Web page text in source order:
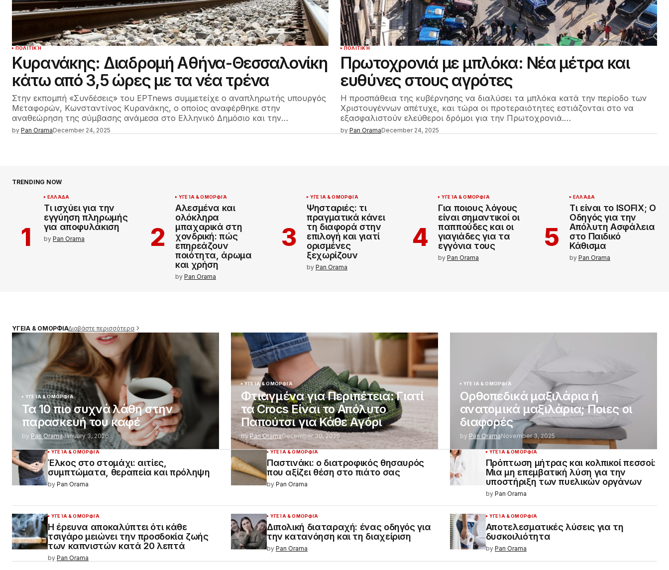
ΠΟΛΙΤΙΚΉ
Κυρανάκης: Διαδρομή Αθήνα-Θεσσαλονίκη
κάτω από 3,5 ώρες με τα νέα τρένα
Στην εκπομπή «Συνδέσεις» του ΕΡTnews συμμετείχε ο αναπληρωτής υπουργός
Μεταφορών, Κωνσταντίνος Κυρανάκης, ο οποίος αναφέρθηκε στην
αναθεώρηση της σύμβασης ανάμεσα στο Ελληνικό Δημόσιο και την…
by Pan OramaDecember 24, 2025
ΠΟΛΙΤΙΚΉ
Πρωτοχρονιά με μπλόκα: Νέα μέτρα και
ευθύνες στους αγρότες
Η προσπάθεια της κυβέρνησης να διαλύσει τα μπλόκα κατά την περίοδο των
Χριστουγέννων απέτυχε, και τώρα οι προτεραιότητες εστιάζονται στο να
εξασφαλιστούν ελεύθεροι δρόμοι για την Πρωτοχρονιά.…
by Pan OramaDecember 24, 2025
TRENDING NOW
ΕΛΛΆΔΑ
Τι ισχύει για την
εγγύηση πληρωμής
για αποφυλάκιση
by Pan Orama
ΥΓΕΊΑ & ΟΜΟΡΦΙΆ
Αλεσμένα και
ολόκληρα
μπαχαρικά στη
χονδρική: πώς
επηρεάζουν
ποιότητα, άρωμα
και χρήση
by Pan Orama
ΥΓΕΊΑ & ΟΜΟΡΦΙΆ
Ψησταριές: τι
πραγματικά κάνει
τη διαφορά στην
επιλογή και γιατί
ορισμένες
ξεχωρίζουν
by Pan Orama
ΥΓΕΊΑ & ΟΜΟΡΦΙΆ
Για ποιους λόγους
είναι σημαντικοί οι
παππούδες και οι
γιαγιάδες για τα
εγγόνια τους
by Pan Orama
ΕΛΛΆΔΑ
Τι είναι το ISOFIX; Ο
Οδηγός για την
Απόλυτη Ασφάλεια
στο Παιδικό
Κάθισμα
by Pan Orama
ΥΓΕΙΑ & ΟΜΟΡΦΙΑΔιαβάστε περισσότερα
ΥΓΕΊΑ & ΟΜΟΡΦΙΆ
Τα 10 πιο συχνά λάθη στην
παρασκευή του καφέ
by Pan OramaJanuary 3, 2026
ΥΓΕΊΑ & ΟΜΟΡΦΙΆ
Φτιαγμένα για Περιπέτεια: Γιατί
τα Crocs Είναι το Απόλυτο
Παπούτσι για Κάθε Αγόρι
by Pan OramaDecember 30, 2025
ΥΓΕΊΑ & ΟΜΟΡΦΙΆ
Ορθοπεδικά μαξιλάρια ή
ανατομικά μαξιλάρια; Ποιες οι
διαφορές
by Pan OramaNovember 3, 2025
ΥΓΕΊΑ & ΟΜΟΡΦΙΆ
Έλκος στο στομάχι: αιτίες,
συμπτώματα, θεραπεία και πρόληψη
by Pan Orama
ΥΓΕΊΑ & ΟΜΟΡΦΙΆ
Παστινάκι: ο διατροφικός θησαυρός
που αξίζει θέση στο πιάτο σας
by Pan Orama
ΥΓΕΊΑ & ΟΜΟΡΦΙΆ
Πρόπτωση μήτρας και κολπικοί πεσσοί:
Μια μη επεμβατική λύση για την
υποστήριξη των πυελικών οργάνων
by Pan Orama
ΥΓΕΊΑ & ΟΜΟΡΦΙΆ
Η έρευνα αποκαλύπτει ότι κάθε
τσιγάρο μειώνει την προσδοκία ζωής
των καπνιστών κατά 20 λεπτά
by Pan Orama
ΥΓΕΊΑ & ΟΜΟΡΦΙΆ
Διπολική διαταραχή: ένας οδηγός για
την κατανόηση και τη διαχείριση
by Pan Orama
ΥΓΕΊΑ & ΟΜΟΡΦΙΆ
Αποτελεσματικές λύσεις για τη
δυσκοιλιότητα
by Pan Orama